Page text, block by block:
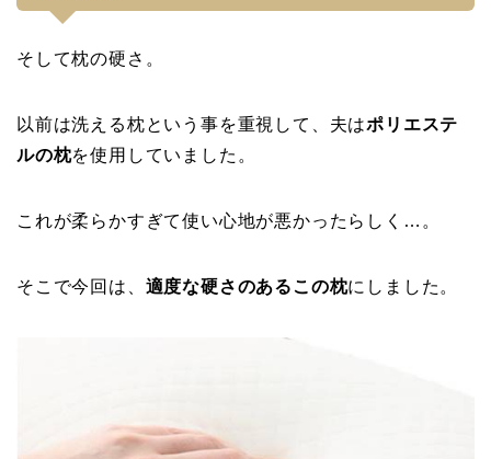
そして枕の硬さ。
以前は洗える枕という事を重視して、夫はポリエステ
ルの枕を使用していました。
これが柔らかすぎて使い心地が悪かったらしく…。
そこで今回は、 適度な硬さのあるこの枕にしました。